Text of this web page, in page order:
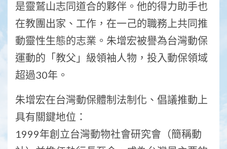
是靈鷲山志同道合的夥伴。他的得力助手也
在教團出家、工作，在一己的職務上共同推
動靈性生態的志業。朱增宏被譽為台灣動保
運動的「教父」級領袖人物，投入動保領域
超過30年。
朱增宏在台灣動保體制法制化、倡議推動上
具有關鍵地位：
1999年創立台灣動物社會研究會（簡稱動